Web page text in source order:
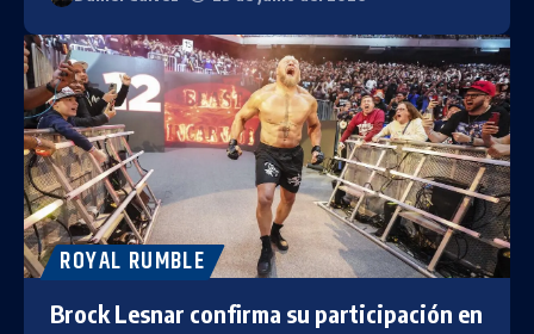
ROYAL RUMBLE
Brock Lesnar confirma su participación en